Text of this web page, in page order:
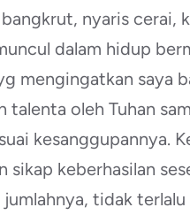
nyaris cerai,
dalam hidup
mengingatkan saya
oleh Tuhan
kesanggupannya.
sikap keberhasilan
jumlahnya, tidak